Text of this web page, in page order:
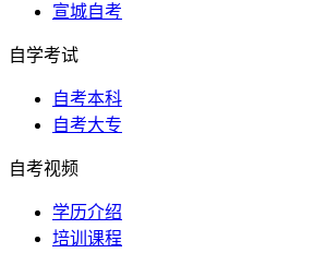
宣城自考
自学考试
自考本科
自考大专
自考视频
学历介绍
培训课程